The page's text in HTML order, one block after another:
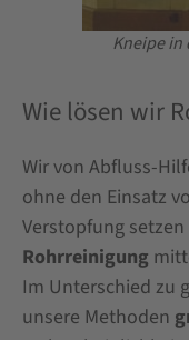
Kneipe in
Wie lösen wir
Wir von Abfluss-
ohne den Einsatz
Verstopfung
Rohrreinigung
Im Unterschied zu
unsere Methoden